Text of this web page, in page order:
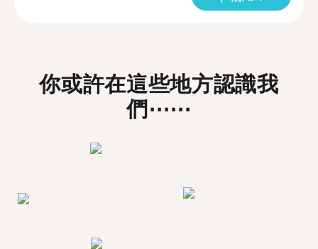
你或許在這些地方認識我
們⋯⋯